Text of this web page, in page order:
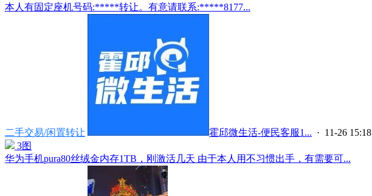
本人有固定座机号码:*****转让。有意请联系:*****8177...
二手交易/闲置转让 霍邱微生活-便民客服1... · 11-26 15:18
3图
华为手机pura80丝绒金内存1TB，刚激活几天 由于本人用不习惯出手，有需要可...